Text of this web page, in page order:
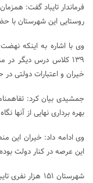
روستایی این شهرستان با
وی با اشاره به اینکه
۱۳۹ کلاس درس دیگر
خیران و اعتبارات دولتی
بهره برداری نهایی از آنها
وی ادامه داد: خیران این
این عرصه در کنار دولت